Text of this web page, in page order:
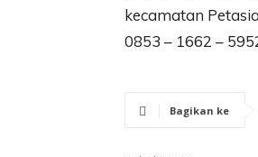
kecamatan
0853 – 1662 –
Bagikan ke